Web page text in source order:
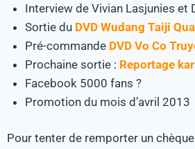
Interview de Vivian Lasjunies et
Sortie du DVD Wudang Taiji
Pré-commande DVD Vo Co
Prochaine sortie : Reportage
Facebook 5000 fans ?
Promotion du mois d’avril 2013
Pour tenter de remporter un